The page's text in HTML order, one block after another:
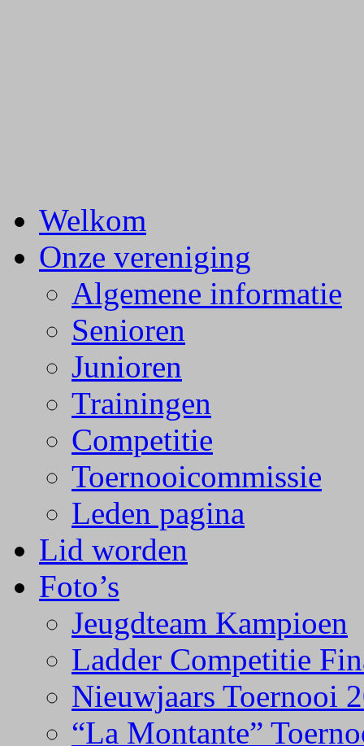
Welkom
Onze vereniging
Algemene informatie
Senioren
Junioren
Trainingen
Competitie
Toernooicommissie
Leden pagina
Lid worden
Foto’s
Jeugdteam Kampioen
Ladder Competitie
Nieuwjaars Toernooi
“La Montante”